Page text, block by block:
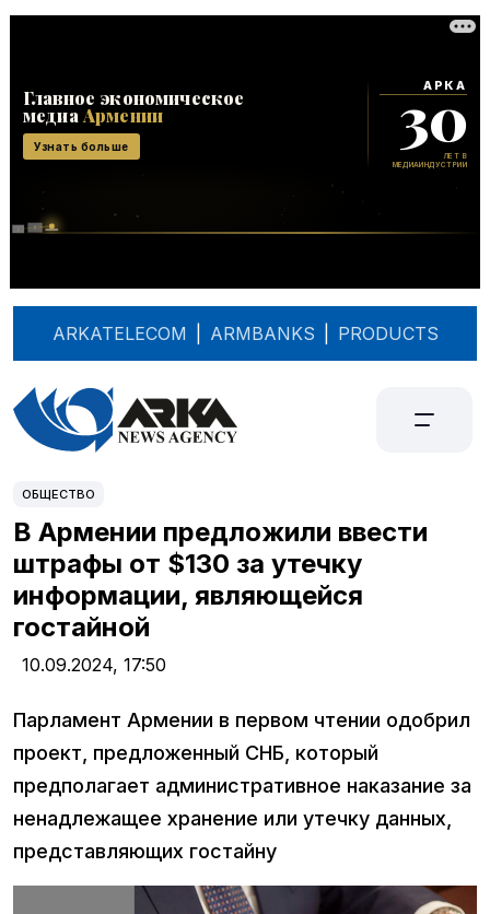
ARKATELECOM ARMBANKS PRODUCTS
ОБЩЕСТВО
В Армении предложили ввести
штрафы от $130 за утечку
информации, являющейся
гостайной
10.09.2024, 17:50
Парламент Армении в первом чтении одобрил
проект, предложенный СНБ, который
предполагает административное наказание за
ненадлежащее хранение или утечку данных,
представляющих гостайну